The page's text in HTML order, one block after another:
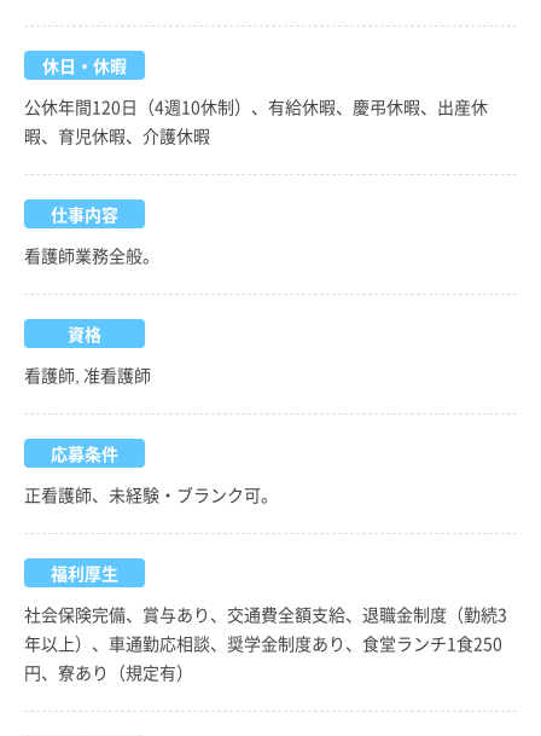
休日・休暇
公休年間120日（4週10休制）、有給休暇、慶弔休暇、出産休
暇、育児休暇、介護休暇
仕事内容
看護師業務全般。
資格
看護師, 准看護師
応募条件
正看護師、未経験・ブランク可。
福利厚生
社会保険完備、賞与あり、交通費全額支給、退職金制度（勤続3
年以上）、車通勤応相談、奨学金制度あり、食堂ランチ1食250
円、寮あり（規定有）